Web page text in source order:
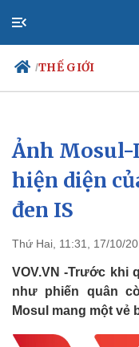
/THẾ GIỚI
Chính trị
Đảng
Tổ chức nhân sự
Quốc hội
Ảnh Mosul-
hiện diện
đen IS
Thứ Hai, 11:31, 17/10/
VOV.VN -Trước khi
như phiến quân
Mosul mang một vẻ